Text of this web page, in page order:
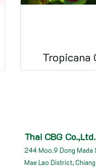
Tropicana
Thai CBG Co.,Ltd.
244 Moo.9 Dong Mada
Mae Lao District,